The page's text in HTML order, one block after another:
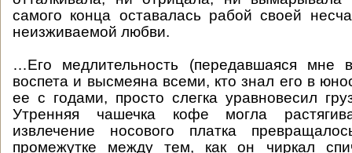
самого конца оставалась рабой своей
неизживаемой любви.
…Его медлительность (передавшаяся мне
воспета и высмеяна всеми, кто знал его в
ее с годами, просто слегка уравновесил
Утренняя чашечка кофе могла
извлечение носового платка
промежутке между тем, как он чиркал